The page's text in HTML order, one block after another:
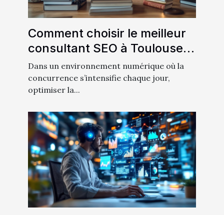
Comment choisir le meilleur
consultant SEO à Toulouse
pour votre entreprise ?
Dans un environnement numérique où la
concurrence s’intensifie chaque jour,
optimiser la...